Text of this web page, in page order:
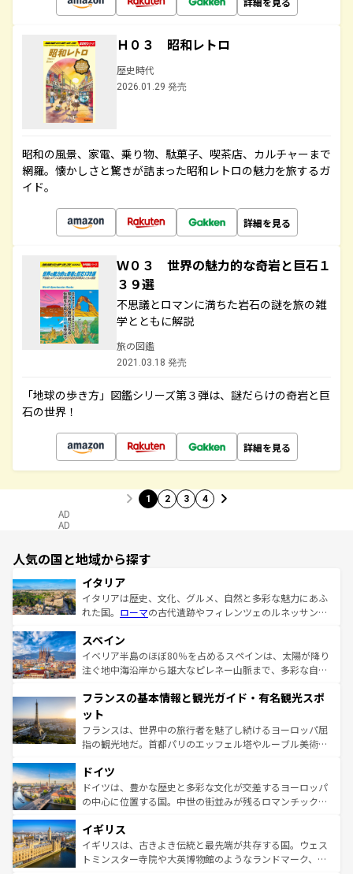
Ｈ０３ 昭和レトロ
歴史時代
2026.01.29 発売
昭和の風景、家電、乗り物、駄菓子、喫茶店、カルチャーまで
網羅。懐かしさと驚きが詰まった昭和レトロの魅力を旅するガ
イド。
詳細を見る
Ｗ０３ 世界の魅力的な奇岩と巨石１
３９選
不思議とロマンに満ちた岩石の謎を旅の雑
学とともに解説
旅の図鑑
2021.03.18 発売
「地球の歩き方」図鑑シリーズ第３弾は、謎だらけの奇岩と巨
石の世界！
詳細を見る
1 2 3 4
AD
AD
人気の国と地域から探す
イタリア
イタリアは歴史、文化、グルメ、自然と多彩な魅力にあふ
れた国。 ローマの古代遺跡やフィレンツェのルネッサンス
ろん、トスカーナの美しい田園風景やアマルフィ海岸の絶
景など、自然景観も見逃せない。観光の合間には、本場の
ピザやパスタなど、絶品のイタリア料理を堪能することも
ませてくれるイタリアで、忘れられない旅をしてみよう！
なお、新着のイタリア情報は
しい。
スペイン
イベリア半島のほぼ80％を占めるスペインは、太陽が降り
注ぐ地中海沿岸から雄大なピレネー山脈まで、多彩な自然
文化が根付くこの国では、情熱的なフラメンコ、熱気あふ
れる闘牛、そして美味しいタパスが生活の一部となってい
る。首都マドリードの洗練された雰囲気や、バルセロナの
アートに溢れた街角から、地方では古代ローマ遺跡や中世
せる。地方によって風土や気候が異なるスペインはその個
性で訪れる人を魅了する。 なお、新着のスペイン情報は コ
ンテンツ一覧を参照してほしい。
フランスの基本情報と観光ガイド・有名観光スポ
ット
フランスは、世界中の旅行者を魅了し続けるヨーロッパ屈
指の観光地だ。首都パリのエッフェル塔やルーブル美術館
で、幅広い魅力が詰まっている。華麗な宮殿、歴史的な大
聖堂、美しいビーチ、そして豊かな自然が、訪れる者を心
から魅了する。また、フランスは美食の国としても知ら
いる。シャンパンの発祥地であるランス、プロヴァンスの
香り高いラベンダー畑など、多彩な楽しみ方が可能だ。さ
らに、パリ以外の地域にも魅力が溢れており、どの街角に
ドイツ
ドイツは、豊かな歴史と多彩な文化が交差するヨーロッパ
の中心に位置する国。中世の街並みが残るロマンチック街
顔を持つこの国は、どこを歩いても飽きることがない。ベ
ルリンの文化的活気、バイエルン州のアルプスの絶景、そ
してライン川沿いのワイン畑といった風景は必見。ビール
イギリス
イギリスは、古きよき伝統と最先端が共存する国。ウェス
トミンスター寺院や大英博物館のようなランドマーク、歴